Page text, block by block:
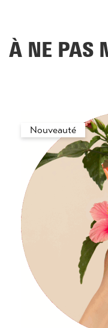
À NE PAS
Nouveauté